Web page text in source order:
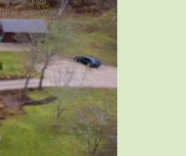
apvienības
[ ... ]